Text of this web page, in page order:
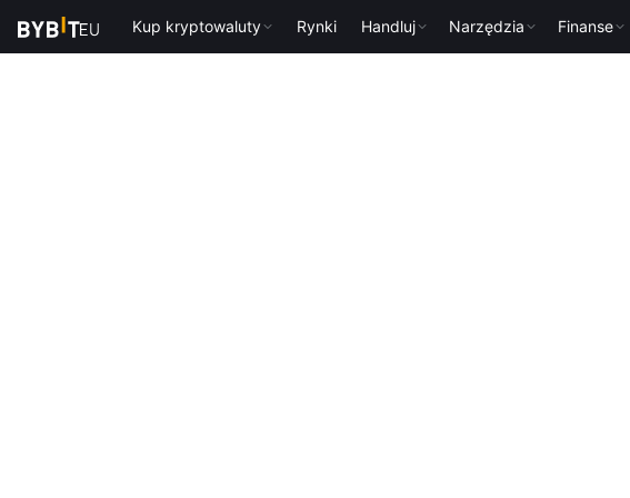
Kup kryptowaluty Rynki Handluj Narzędzia Finanse